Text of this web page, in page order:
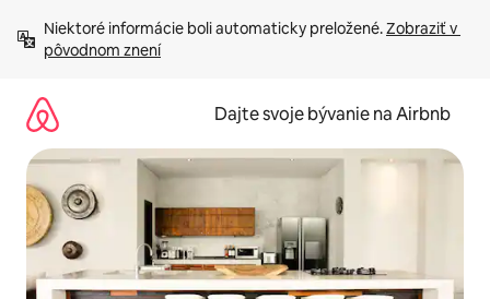
obsah.
Niektoré informácie boli automaticky preložené. Zobraziť v
pôvodnom znení
Dajte svoje bývanie na Airbnb